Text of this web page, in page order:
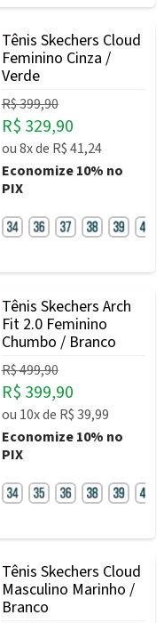
Tênis Skechers Cloud
Feminino Cinza /
Verde
R$ 399,90
R$ 329,90
ou8xde R$ 41,24
Economize10% no
PIX
Tênis Skechers Arch
Fit 2.0 Feminino
Chumbo / Branco
R$ 499,90
R$ 399,90
ou 10xde R$ 39,99
Economize10% no
PIX
Tênis Skechers Cloud
Masculino Marinho /
Branco